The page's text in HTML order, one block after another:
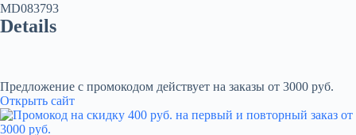
MD083793
Details
Предложение с промокодом действует на заказы от 3000 руб.
Открыть сайт